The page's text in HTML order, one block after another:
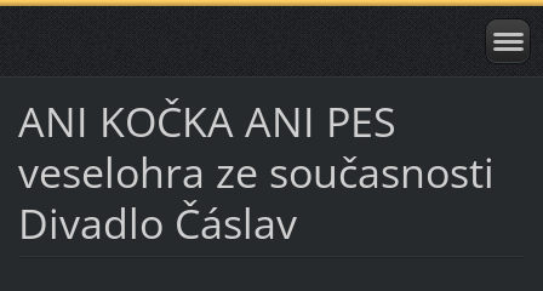
ANI KOČKA ANI PES
veselohra ze současnosti
Divadlo Čáslav